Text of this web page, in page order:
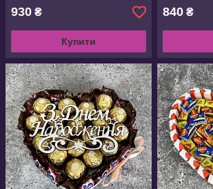
930 ₴
Купити
840 ₴